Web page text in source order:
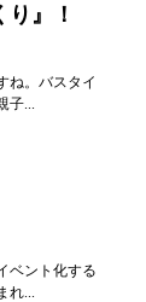
』！
ね。バスタイ
子...
ベント化する
れ...